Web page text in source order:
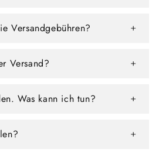
Versandgebühren?
Versand?
Was kann ich tun?